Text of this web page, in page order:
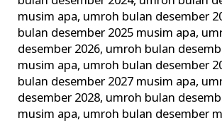
musim apa, umroh bulan desember
bulan desember 2025 musim apa,
desember 2026, umroh bulan
musim apa, umroh bulan desember
bulan desember 2027 musim apa,
desember 2028, umroh bulan
musim apa, umroh bulan desember